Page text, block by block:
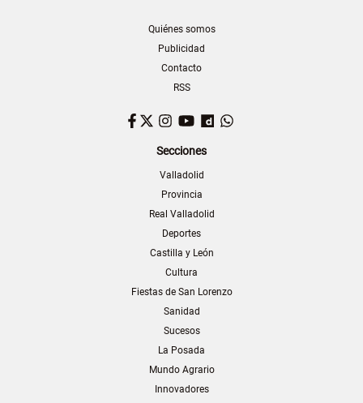
Quiénes somos
Publicidad
Contacto
RSS
Facebook
TwitterInstagram
YouTubeDailymotion
Secciones
Valladolid
Provincia
Real Valladolid
Deportes
Castilla y León
Cultura
Fiestas de San Lorenzo
Sanidad
Sucesos
La Posada
Mundo Agrario
Innovadores